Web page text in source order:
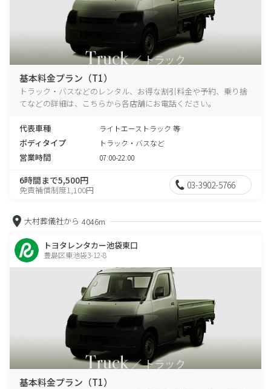
基本料金プラン（T1）
トラック・バスなどのレンタル、お得な割引料金や予約、乗り捨
てなどの詳細は、こちらから各店舗にお電話ください。
代表車種 ライトエーストラック 等
ボディタイプ トラック・バスなど
営業時間 07:00-22:00
6時間まで5,500円
免責補償制度1,100円 03-3902-5766
大村葬儀社から 4046m
トヨタレンタカー池袋東口
豊島区東池袋3-12-8
基本料金プラン（T1）